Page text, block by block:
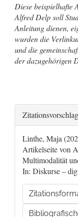
Diese beispielhafte
Alfred Delp soll
Anleitung dienen,
wurden die
und die
der dazugehörigen
Artikel-
Details
Zitationsvorschlag
Linthe, Maja
Artikelseite von
Multimodalität
In: Diskurse –